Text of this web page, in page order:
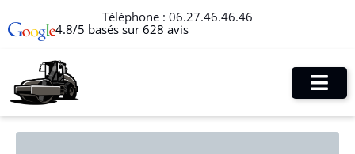
Téléphone : 06.27.46.46.46
4.8/5 basés sur 628 avis